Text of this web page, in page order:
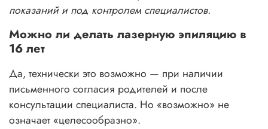
показаний и под контролем специалистов.
Можно ли делать лазерную эпиляцию в
16 лет
Да, технически это возможно — при наличии
письменного согласия родителей и после
консультации специалиста. Но «возможно» не
означает «целесообразно».